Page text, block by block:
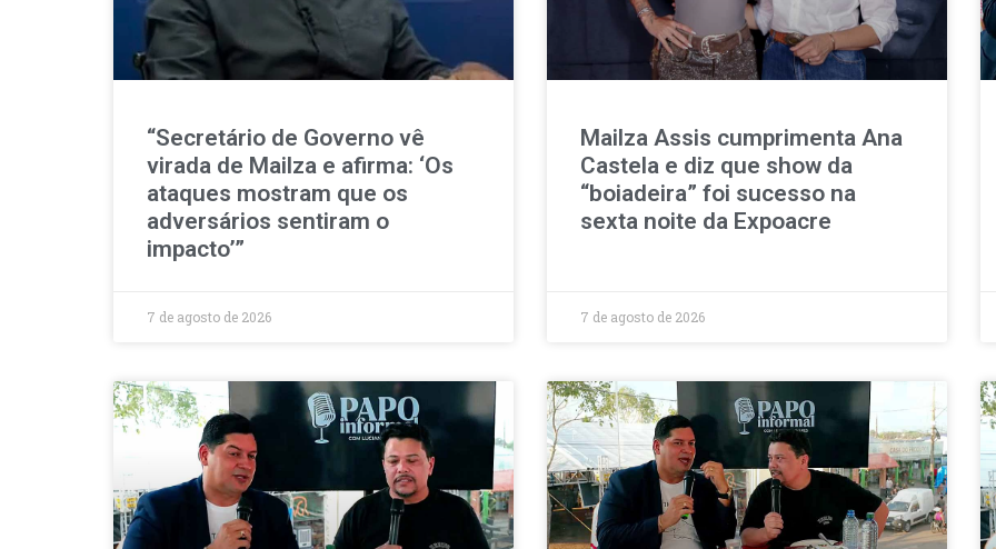
“Secretário de Governo vê
virada de Mailza e afirma: ‘Os
ataques mostram que os
adversários sentiram o
impacto’”
7 de agosto de 2026
Mailza Assis cumprimenta Ana
Castela e diz que show da
“boiadeira” foi sucesso na
sexta noite da Expoacre
7 de agosto de 2026